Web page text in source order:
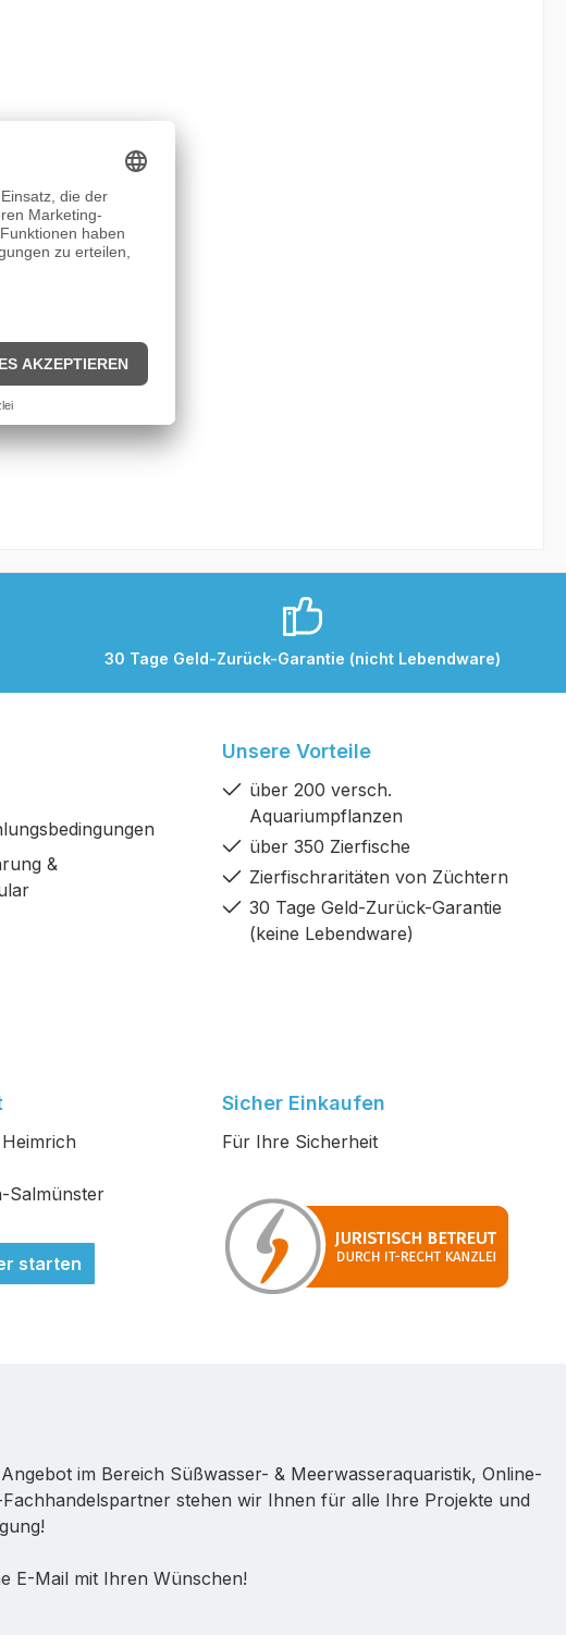
30 Tage Geld-Zurück-Garantie (nicht Lebendware)
&
Unsere Vorteile
über 200 versch.
Aquariumpflanzen
über 350 Zierfische
Zierfischraritäten von Züchtern
30 Tage Geld-Zurück-Garantie
(keine Lebendware)
Salmünster
starten
Sicher Einkaufen
Für Ihre Sicherheit
im Bereich Süßwasser- & Meerwasseraquaristik, Online-
stehen wir Ihnen für alle Ihre Projekte und
E-Mail mit Ihren Wünschen!